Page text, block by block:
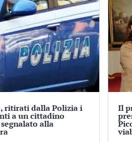
ritirati dalla Polizia i
a un cittadino
alla
Il